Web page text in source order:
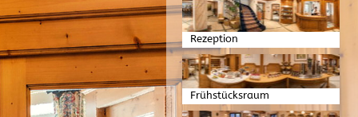
Rezeption
Frühstücksraum